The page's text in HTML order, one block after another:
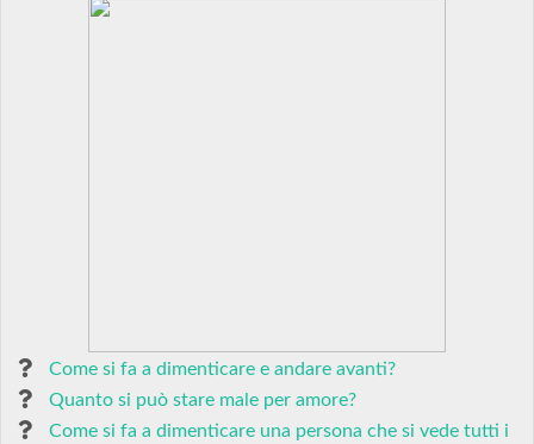
Come si fa a dimenticare e andare avanti?
Quanto si può stare male per amore?
Come si fa a dimenticare una persona che si vede tutti i